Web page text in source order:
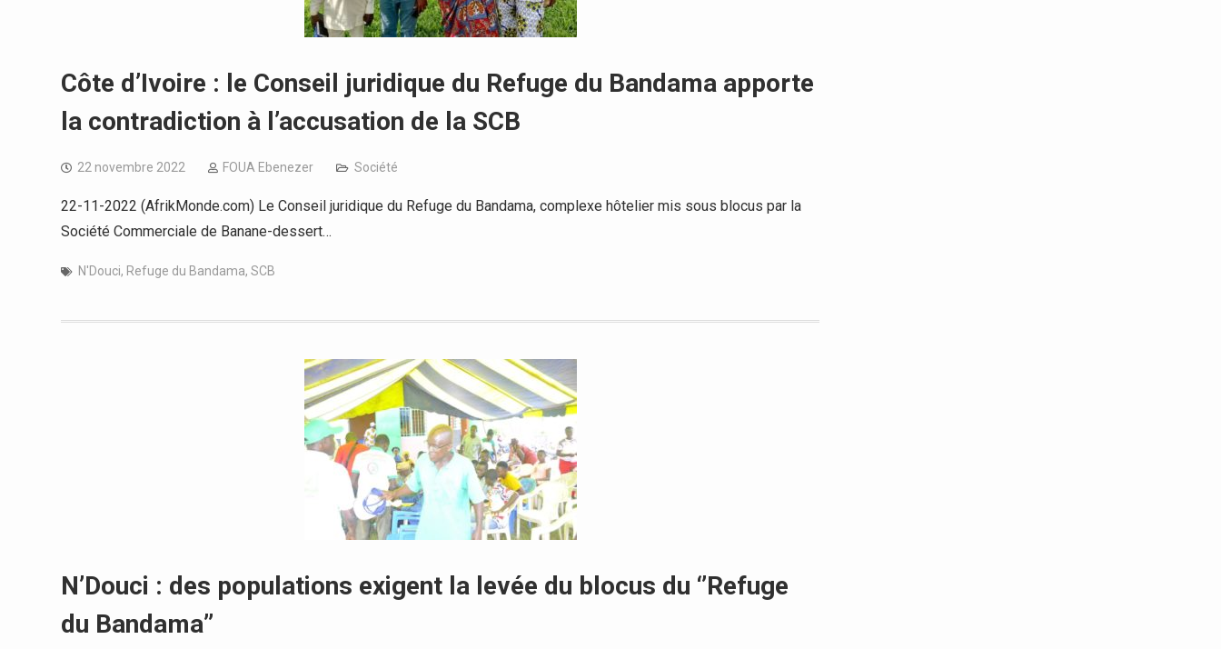
Côte d’Ivoire : le Conseil juridique du Refuge du Bandama apporte
la contradiction à l’accusation de la SCB
22 novembre 2022 FOUA Ebenezer Société
22-11-2022 (AfrikMonde.com) Le Conseil juridique du Refuge du Bandama, complexe hôtelier mis sous blocus par la
Société Commerciale de Banane-dessert…
N'Douci, Refuge du Bandama, SCB
N’Douci : des populations exigent la levée du blocus du ‘’Refuge
du Bandama’’